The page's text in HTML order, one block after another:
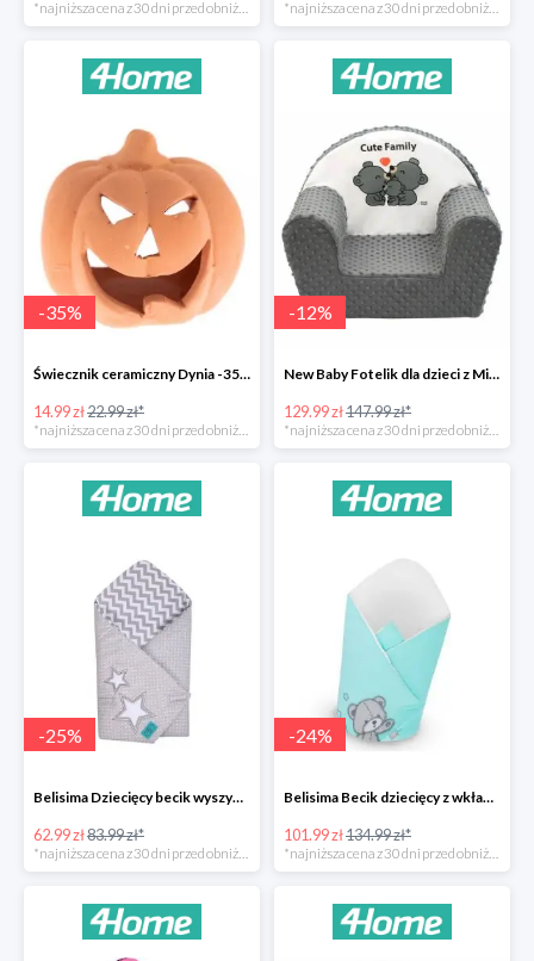
-35%
Świecznik ceramiczny Dynia -35%
14.99 zł22.99 zł*
*najniższa cena z 30 dni przed obniżką
-12%
New Baby Fotelik dla dzieci z Minky Cute Family -12%
129.99 zł147.99 zł*
*najniższa cena z 30 dni przed obniżką
-25%
Belisima Dziecięcy becik wyszywany Gwiazdka -25%
62.99 zł83.99 zł*
-24%
Belisima Becik dziecięcy z wkładem kokosowym Teddy Bear -24%
101.99 zł134.99 zł*